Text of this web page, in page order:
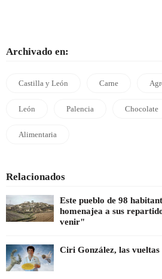
Archivado en:
Castilla y León Carne
León Palencia Chocolate
Alimentaria
Relacionados
Este pueblo de 98
homenajea a sus
venir"
Ciri González, las